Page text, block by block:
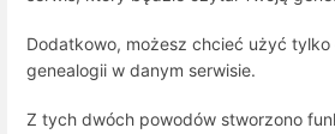
Dodatkowo, możesz chcieć użyć tylko
genealogii w danym serwisie.
Z tych dwóch powodów stworzono